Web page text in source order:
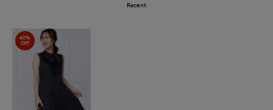
Recent
40%
OFF